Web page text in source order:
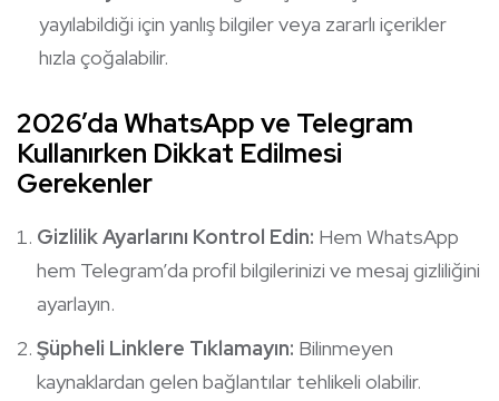
yayılabildiği için yanlış bilgiler veya zararlı içerikler
hızla çoğalabilir.
2026’da WhatsApp ve Telegram
Kullanırken Dikkat Edilmesi
Gerekenler
Gizlilik Ayarlarını Kontrol Edin: Hem WhatsApp
hem Telegram’da profil bilgilerinizi ve mesaj gizliliğini
ayarlayın.
Şüpheli Linklere Tıklamayın: Bilinmeyen
kaynaklardan gelen bağlantılar tehlikeli olabilir.